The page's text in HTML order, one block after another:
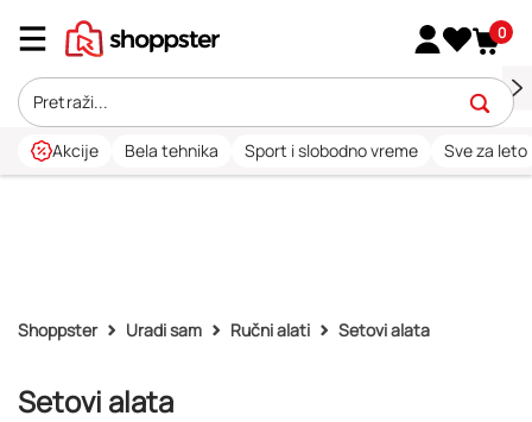
0
Akcije Bela tehnika Sport i slobodno vreme Sve za leto
Shoppster Uradi sam Ručni alati Setovi alata
Setovi alata